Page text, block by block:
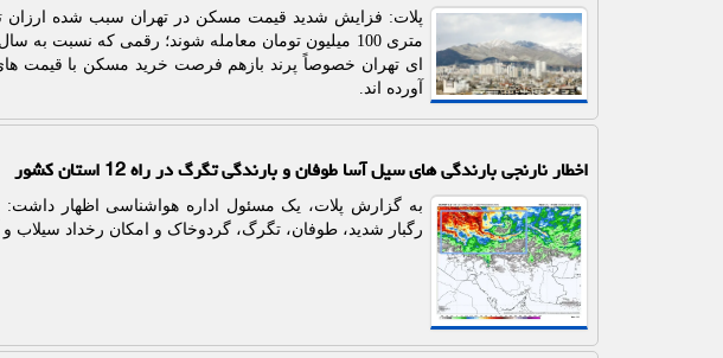
پلات: فزایش شدید قیمت مسکن در تهران سبب شده ارزان
متری 100 میلیون تومان معامله شوند؛ رقمی که
آورده اند.
اخطار نارنجی بارندگی های سیل آسا طوفان و بارندگی تگرگ در راه 12 استان کشور
رگبار شدید، طوفان، تگرگ، گردوخاک و امکان رخداد سیلاب